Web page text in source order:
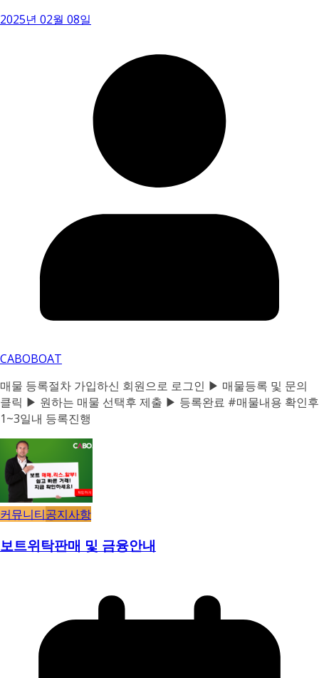
2025년 02월 08일
CABOBOAT
매물 등록절차 가입하신 회원으로 로그인 ▶ 매물등록 및 문의
클릭 ▶ 원하는 매물 선택후 제출 ▶ 등록완료 #매물내용 확인후
1~3일내 등록진행
커뮤니티공지사항
보트위탁판매 및 금융안내